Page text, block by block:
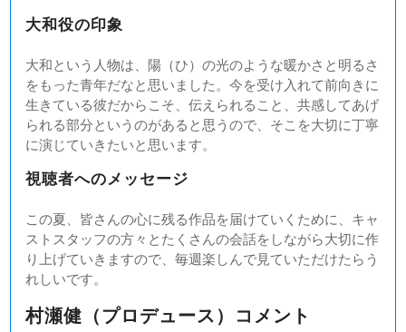
大和役の印象
大和という人物は、陽（ひ）の光のような暖かさと明るさ
をもった青年だなと思いました。今を受け入れて前向きに
生きている彼だからこそ、伝えられること、共感してあげ
られる部分というのがあると思うので、そこを大切に丁寧
に演じていきたいと思います。
視聴者へのメッセージ
この夏、皆さんの心に残る作品を届けていくために、キャ
ストスタッフの方々とたくさんの会話をしながら大切に作
り上げていきますので、毎週楽しんで見ていただけたらう
れしいです。
村瀬健（プロデュース）コメント